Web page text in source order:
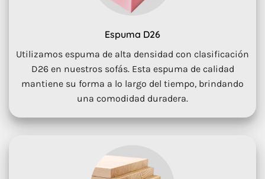
Espuma D26
Utilizamos espuma de alta densidad con clasificación
D26 en nuestros sofás. Esta espuma de calidad
mantiene su forma a lo largo del tiempo, brindando
una comodidad duradera.